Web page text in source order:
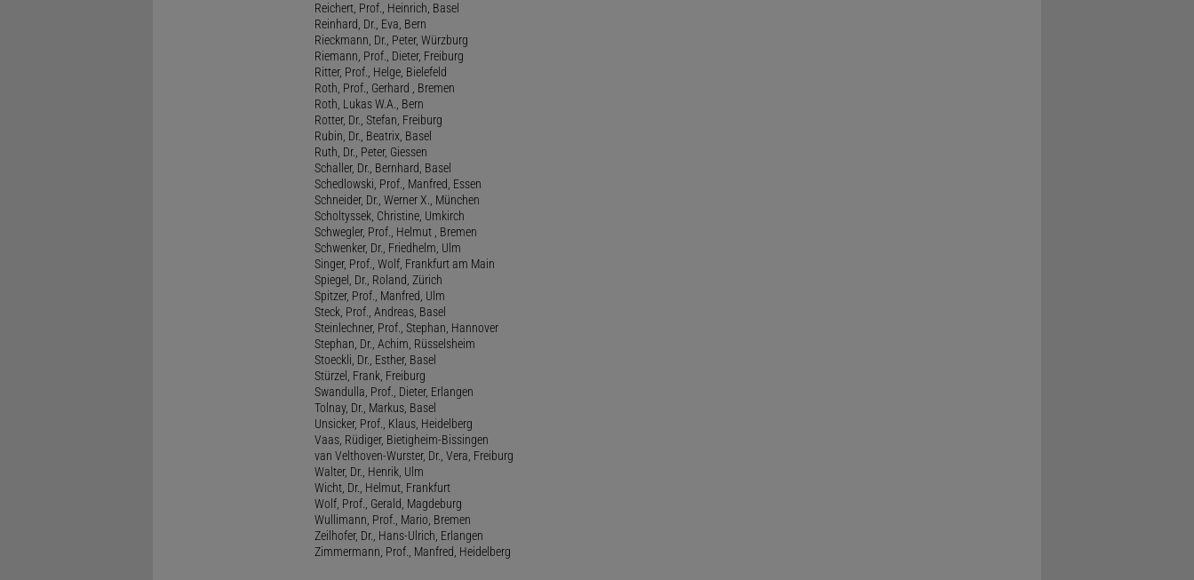
Reichert, Prof., Heinrich, Basel
Reinhard, Dr., Eva, Bern
Rieckmann, Dr., Peter, Würzburg
Riemann, Prof., Dieter, Freiburg
Ritter, Prof., Helge, Bielefeld
Roth, Prof., Gerhard , Bremen
Roth, Lukas W.A., Bern
Rotter, Dr., Stefan, Freiburg
Rubin, Dr., Beatrix, Basel
Ruth, Dr., Peter, Giessen
Schaller, Dr., Bernhard, Basel
Schedlowski, Prof., Manfred, Essen
Schneider, Dr., Werner X., München
Scholtyssek, Christine, Umkirch
Schwegler, Prof., Helmut , Bremen
Schwenker, Dr., Friedhelm, Ulm
Singer, Prof., Wolf, Frankfurt am Main
Spiegel, Dr., Roland, Zürich
Spitzer, Prof., Manfred, Ulm
Steck, Prof., Andreas, Basel
Steinlechner, Prof., Stephan, Hannover
Stephan, Dr., Achim, Rüsselsheim
Stoeckli, Dr., Esther, Basel
Stürzel, Frank, Freiburg
Swandulla, Prof., Dieter, Erlangen
Tolnay, Dr., Markus, Basel
Unsicker, Prof., Klaus, Heidelberg
Vaas, Rüdiger, Bietigheim-Bissingen
van Velthoven-Wurster, Dr., Vera, Freiburg
Walter, Dr., Henrik, Ulm
Wicht, Dr., Helmut, Frankfurt
Wolf, Prof., Gerald, Magdeburg
Wullimann, Prof., Mario, Bremen
Zeilhofer, Dr., Hans-Ulrich, Erlangen
Zimmermann, Prof., Manfred, Heidelberg